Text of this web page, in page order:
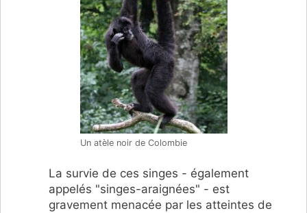
Un atèle noir de Colombie
La survie de ces singes - également
appelés "singes-araignées" - est
gravement menacée par les atteintes de